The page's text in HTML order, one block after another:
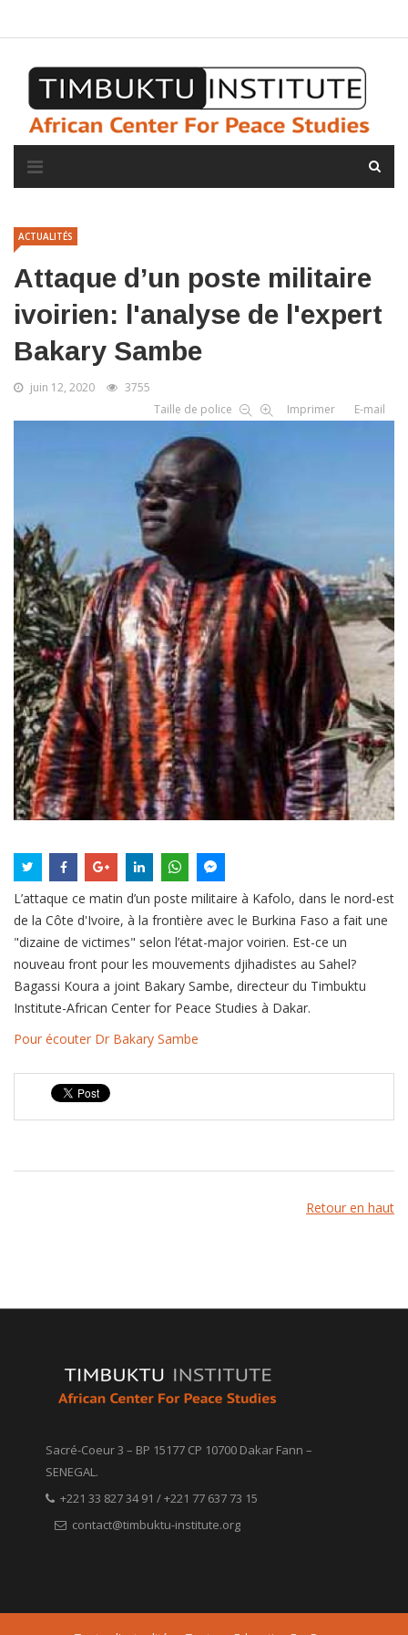
ACTUALITÉS
Attaque d’un poste militaire
ivoirien: l'analyse de l'expert
Bakary Sambe
juin 12, 2020
3755
Taille de police
Imprimer E-mail
L’attaque ce matin d’un poste militaire à Kafolo, dans le nord-est
de la Côte d'Ivoire, à la frontière avec le Burkina Faso a fait une
"dizaine de victimes" selon l’état-major voirien. Est-ce un
nouveau front pour les mouvements djihadistes au Sahel?
Bagassi Koura a joint Bakary Sambe, directeur du Timbuktu
Institute-African Center for Peace Studies à Dakar.
Pour écouter Dr Bakary Sambe
Retour en haut
Sacré-Coeur 3 – BP 15177 CP 10700 Dakar Fann –
SENEGAL.
+221 33 827 34 91 / +221 77 637 73 15
contact@timbuktu-institute.org